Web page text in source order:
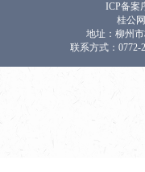
ICP备案
桂公
地址：柳州
联系方式：0772-